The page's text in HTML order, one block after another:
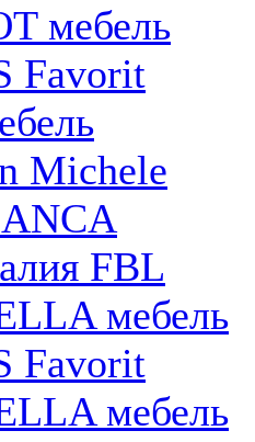
мебель
Favorit
Michele
FBL
мебель
Favorit
мебель